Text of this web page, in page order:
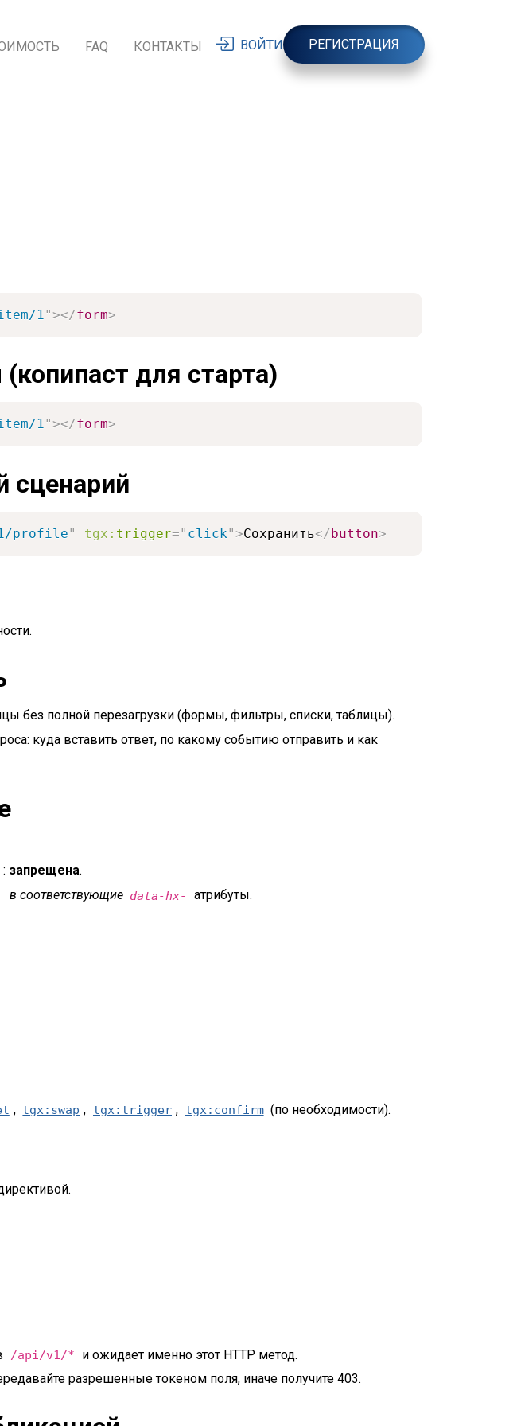
FAQ КОНТАКТЫ ВОЙТИ РЕГИСТРАЦИЯ
1 "></form>
для старта)
1"></form>
сценарий
profile" tgx: trigger=" click">Сохранить</button>
без полной перезагрузки (формы, фильтры, списки, таблицы).
куда вставить ответ, по какому событию отправить и как
: запрещена.
в соответствующие data-hx- атрибуты.
, tgx:swap , tgx:trigger , tgx:confirm (по необходимости).
/api/v1/*
и ожидает именно этот HTTP метод.
разрешенные токеном поля, иначе получите 403.